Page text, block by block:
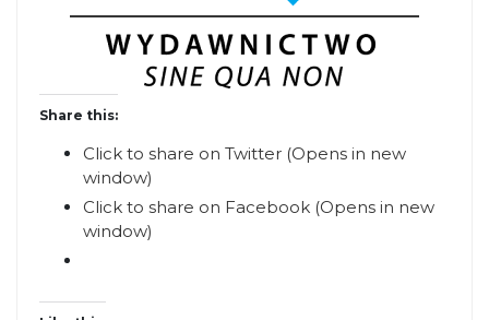
Share this:
Click to share on Twitter (Opens in new
window)
Click to share on Facebook (Opens in new
window)